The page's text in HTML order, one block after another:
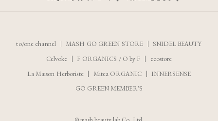
to/one channel MASH GO GREEN STORE
SNIDEL BEAUTY
Celvoke
F ORGANICS / O by F
ecostore
La Maison Herboriste
Mitea ORGANIC
INNERSENSE
GO GREEN MEMBER'S